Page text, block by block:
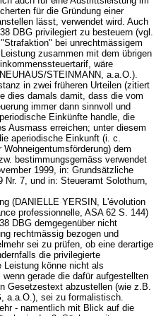
für die Gründung einer
lässt, verwendet wird. Auch
DBG privilegiert zu besteuern (vgl.
bei unrechtmässigem
zusammen mit dem übrigen
wäre
STEINMANN, a.a.O.).
in zwei früheren Urteilen (zitiert
dies damals damit, dass die vom
immer dann sinnvoll und
Einkünfte handle, die
Ausmass erreichen; unter diesem
aperiodische Einkunft (i. c.
dem
bestimmungsgemäss verwendet
1999, in: Grundsätzliche
Nr. 7, und in: Steueramt Solothurn,
(DANIELLE YERSIN, L'évolution
professionnelle, ASA 62 S. 144)
DBG demgegenüber nicht
rechtmässig bezogen und
sei zu prüfen, ob eine derartige
die privilegierte
Leistung könne nicht als
gerade die dafür aufgestellten
Gesetzestext abzustellen (wie z.B.
a.a.O.), sei zu formalistisch.
- namentlich mit Blick auf die